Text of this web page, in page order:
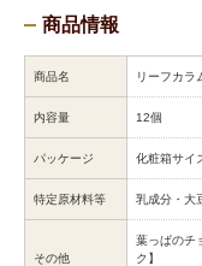
商品情報
商品名 リーフカラ
内容量 12個
パッケージ 化粧箱サイ
特定原材料等 乳成分・大
その他
葉っぱのチ
ク】